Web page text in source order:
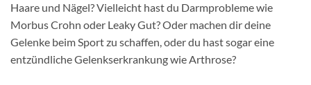
Haare und Nägel? Vielleicht hast du Darmprobleme wie
Morbus Crohn oder Leaky Gut? Oder machen dir deine
Gelenke beim Sport zu schaffen, oder du hast sogar eine
entzündliche Gelenkserkrankung wie Arthrose?